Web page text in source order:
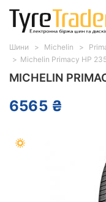
MICHELIN
6565 ₴
Шини Michelin
Michelin Primacy HP